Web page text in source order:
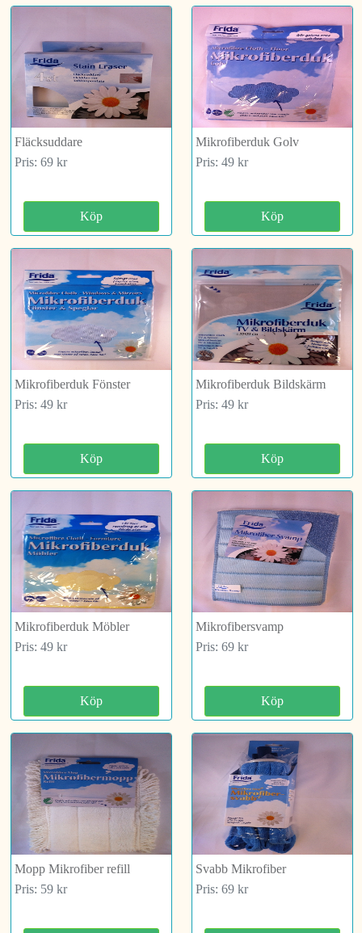
Fläcksuddare
Pris: 69 kr
Köp
Mikrofiberduk Golv
Pris: 49 kr
Köp
Mikrofiberduk Fönster
Pris: 49 kr
Köp
Mikrofiberduk Bildskärm
Pris: 49 kr
Köp
Mikrofiberduk Möbler
Pris: 49 kr
Köp
Mikrofibersvamp
Pris: 69 kr
Köp
Mopp Mikrofiber refill
Pris: 59 kr
Svabb Mikrofiber
Pris: 69 kr